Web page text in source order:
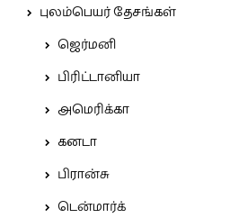
புலம்பெயர் தேசங்கள்
ஜெர்மனி
பிரிட்டானியா
அமெரிக்கா
கனடா
பிரான்சு
டென்மார்க்